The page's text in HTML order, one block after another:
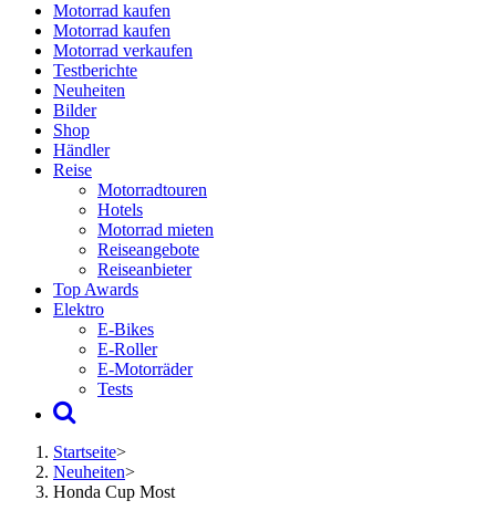
Motorrad kaufen
Motorrad kaufen
Motorrad verkaufen
Testberichte
Neuheiten
Bilder
Shop
Händler
Reise
Motorradtouren
Hotels
Motorrad mieten
Reiseangebote
Reiseanbieter
Top Awards
Elektro
E-Bikes
E-Roller
E-Motorräder
Tests
Startseite>
Neuheiten>
Honda Cup Most